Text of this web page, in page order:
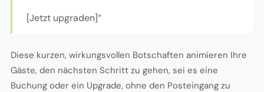
[Jetzt upgraden]“
Diese kurzen, wirkungsvollen Botschaften animieren Ihre
Gäste, den nächsten Schritt zu gehen, sei es eine
Buchung oder ein Upgrade, ohne den Posteingang zu